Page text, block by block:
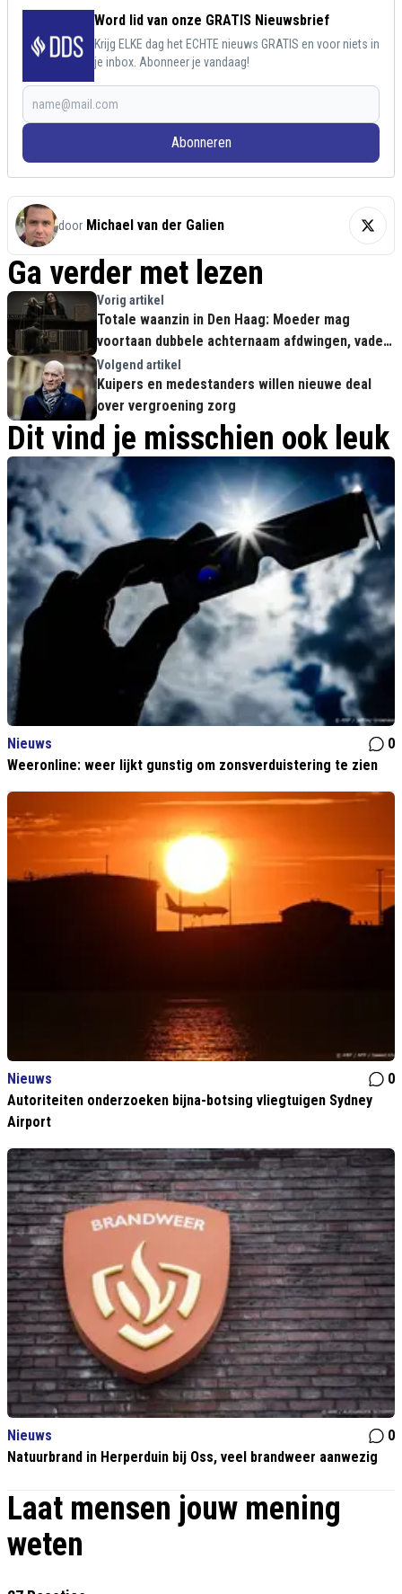
Word lid van onze GRATIS Nieuwsbrief
Krijg ELKE dag het ECHTE nieuws GRATIS en voor niets in
je inbox. Abonneer je vandaag!
Abonneren
door Michael van der Galien
Ga verder met lezen
Vorig artikel
Totale waanzin in Den Haag: Moeder mag
voortaan dubbele achternaam afdwingen, vader
buitenspel gezet
Volgend artikel
Kuipers en medestanders willen nieuwe deal
over vergroening zorg
Dit vind je misschien ook leuk
Nieuws
0
Weeronline: weer lijkt gunstig om zonsverduistering te zien
Nieuws
0
Autoriteiten onderzoeken bijna-botsing vliegtuigen Sydney
Airport
Nieuws
0
Natuurbrand in Herperduin bij Oss, veel brandweer aanwezig
Laat mensen jouw mening
weten